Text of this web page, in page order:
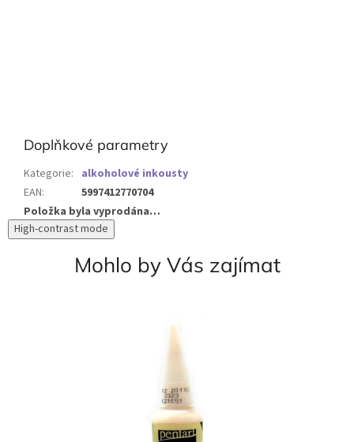
Doplňkové parametry
Kategorie: alkoholové inkousty
EAN:
5997412770704
Položka byla vyprodána…
High-contrast mode
Mohlo by Vás zajímat